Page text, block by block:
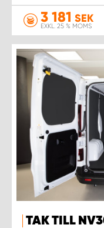
3 181 SEK
EXKL. 25 % MOMS
TAK TILL